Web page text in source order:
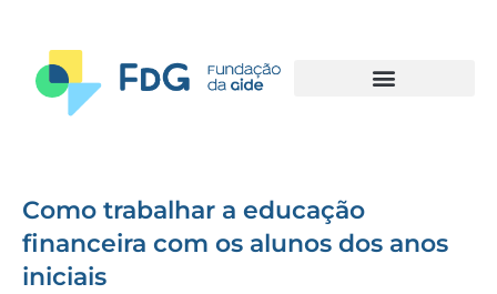
Como trabalhar a educação
financeira com os alunos dos anos
iniciais